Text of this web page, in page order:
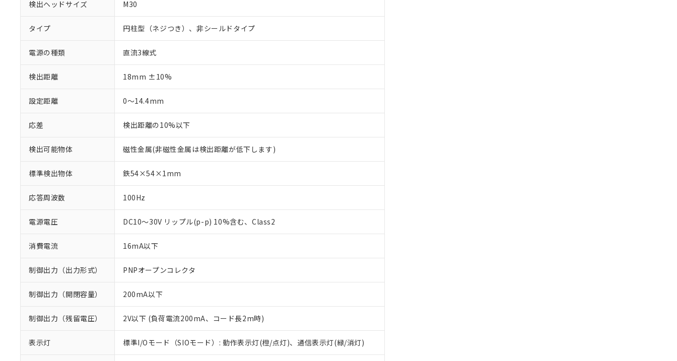
検出ヘッドサイズ M30
タイプ 円柱型（ネジつき）、非シールドタイプ
電源の種類 直流3線式
検出距離 18mm ±10%
設定距離 0～14.4mm
応差 検出距離の10%以下
検出可能物体 磁性金属(非磁性金属は検出距離が低下します)
標準検出物体 鉄54×54×1mm
応答周波数 100Hz
電源電圧 DC10～30V リップル(p-p) 10%含む、Class2
消費電流 16mA以下
制御出力（出力形式） PNPオープンコレクタ
制御出力（開閉容量） 200mA以下
制御出力（残留電圧） 2V以下 (負荷電流200mA、コード長2m時)
表示灯 標準I/Oモード（SIOモード）: 動作表示灯(橙/点灯)、通信表示灯(緑/消灯)
※1 対応状況
対応済み：EU RoHS指令（10物質）の非含有に対応した製品が提供可能な商品です。
対応予定：EU RoHS指令（10物質）の非含有に対応した製品に切り替える予定のある商品です。